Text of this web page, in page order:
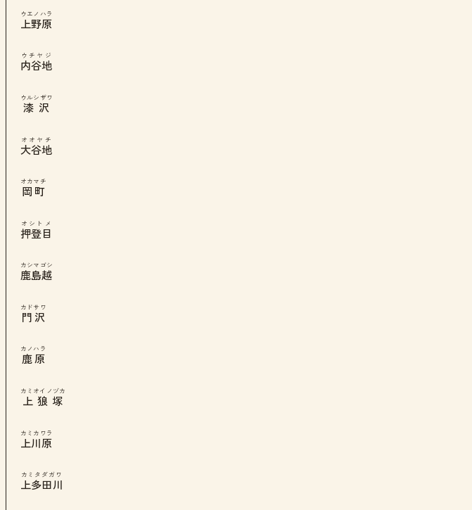
上野原
ウエノハラ
内谷地
ウチヤジ
漆沢
ウルシザワ
大谷地
オオヤチ
岡町
オカマチ
押登目
オシトメ
鹿島越
カシマゴシ
門沢
カドサワ
鹿原
カノハラ
上狼塚
カミオイノヅカ
上川原
カミカワラ
上多田川
カミタダガワ